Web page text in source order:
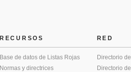
RECURSOS
Base de datos de Listas Rojas
Normas y directrices
RED
Directorio
Directorio